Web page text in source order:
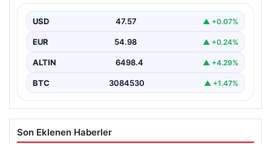
fiyatları
Altın fiyatlarında son durum merak ediliyor. Ankara
Bölge Adliye Mahkemesi’nin CHP'ye mutlak butlan
kararı…
USD 47.57 ▲ +0.07%
EUR 54.98 ▲ +0.24%
ALTIN 6498.4 ▲ +4.29%
BTC 3084530 ▲ +1.47%
Son Eklenen Haberler